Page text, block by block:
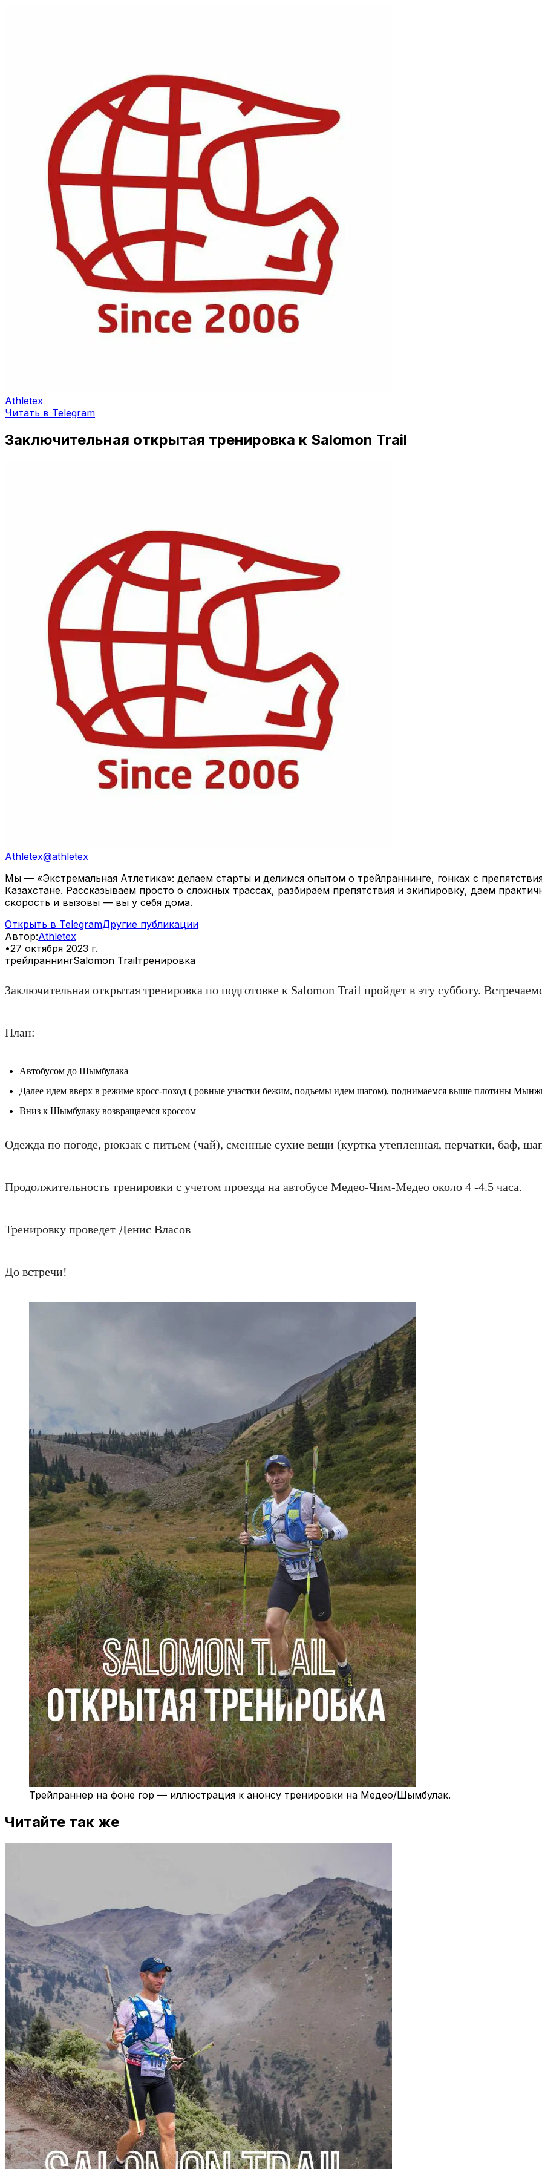
Athletex
Читать в Telegram
Заключительная открытая тренировка к Salomon Trail
Athletex@athletex
Мы — «Экстремальная Атлетика»: делаем старты и делимся опытом о трейлраннинге, гонках с
Казахстане. Рассказываем просто о сложных трассах, разбираем препятствия и экипировку, даем
скорость и вызовы — вы у себя дома.
Открыть в TelegramДругие публикации
Автор:Athletex
•27 октября 2023 г.
трейлраннингSalomon Trailтренировка
Заключительная открытая тренировка по подготовке к Salomon Trail пройдет в эту субботу.
План:
Автобусом до Шымбулака
Далее идем вверх в режиме кросс-поход ( ровные участки бежим, подъемы идем шагом), поднимаемся выше плотины
Вниз к Шымбулаку возвращаемся кроссом
Одежда по погоде, рюкзак с питьем (чай), сменные сухие вещи (куртка утепленная, перчатки, баф,
Продолжительность тренировки с учетом проезда на автобусе Медео-Чим-Медео около 4 -4.5 часа.
Тренировку проведет Денис Власов
До встречи!
Трейлраннер на фоне гор — иллюстрация к анонсу тренировки на Медео/Шымбулак.
Читайте так же